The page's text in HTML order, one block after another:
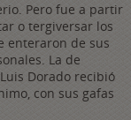
Pero fue a partir
o tergiversar los
enteraron de sus
La de
Dorado recibió
con sus gafas